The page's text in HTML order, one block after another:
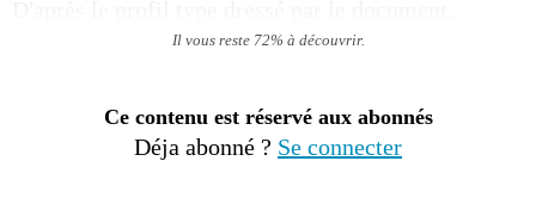
Il vous reste 72% à découvrir.
Ce contenu est réservé aux abonnés
Déja abonné ? Se connecter